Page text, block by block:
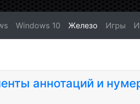
Windows 10 Железо Игры
аннотаций и